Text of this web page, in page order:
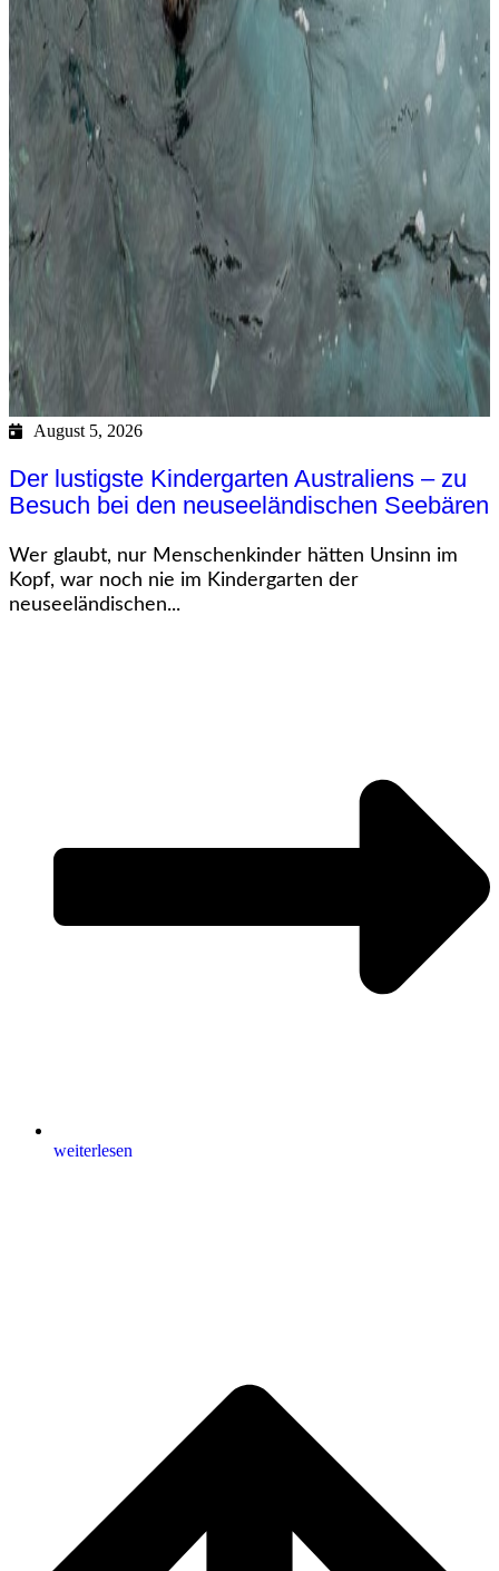
August 5, 2026
Der lustigste Kindergarten Australiens – zu
Besuch bei den neuseeländischen Seebären
Wer glaubt, nur Menschenkinder hätten Unsinn im
Kopf, war noch nie im Kindergarten der
neuseeländischen...
weiterlesen